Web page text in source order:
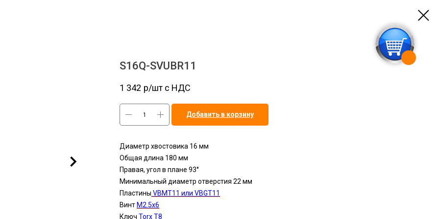
S16Q-SVUBR11
1 342 р/шт c НДС
Добавить в корзину
Диаметр хвостовика 16 мм
Общая длина 180 мм
Правая, угол в плане 93°
Минимальный диаметр отверстия 22 мм
Пластины VBMT11 или VBGT11
Винт М2.5x6
Ключ Torx T8